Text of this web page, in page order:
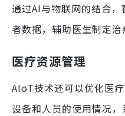
通过AI与物联网的结合
者数据，辅助医生制定治
医疗资源管理
AIoT技术还可以优化医
设备和人员的使用情况